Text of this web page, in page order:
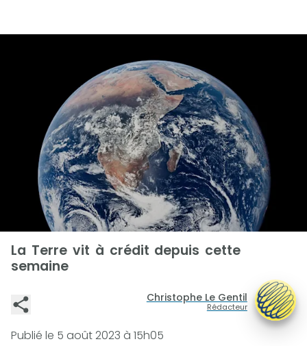
La Terre vit à crédit depuis cette
semaine
Christophe Le Gentil
Rédacteur
Publié le 5 août 2023 à 15h05